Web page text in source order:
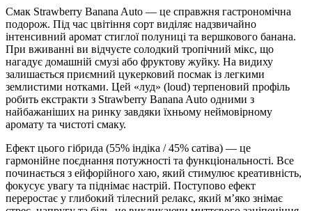
Смак Strawberry Banana Auto — це справжня гастрономічна
подорож. Під час цвітіння сорт виділяє надзвичайно
інтенсивний аромат стиглої полуниці та вершкового банана.
При вживанні ви відчуєте солодкий тропічний мікс, що
нагадує домашній смузі або фруктову жуйку. На видиху
залишається приємний цукерковий посмак із легкими
землистими нотками. Цей «луд» (loud) терпеновий профіль
робить екстракти з Strawberry Banana Auto одними з
найбажаніших на ринку завдяки їхньому неймовірному
аромату та чистоті смаку.
Ефект цього гібрида (55% індіка / 45% сатіва) — це
гармонійне поєднання потужності та функціональності. Все
починається з ейфорійного хаю, який стимулює креативність,
фокусує увагу та піднімає настрій. Поступово ефект
переростає у глибокий тілесний релакс, який м’яко знімає